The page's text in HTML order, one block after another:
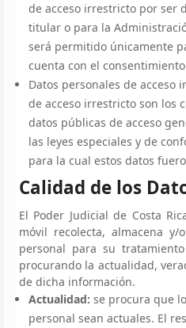
de acceso irrestricto por ser
titular o para la
será permitido únicamente
cuenta con el
Datos personales de acceso
de acceso irrestricto son los
datos públicas de acceso
las leyes especiales y de
para la cual estos datos
Calidad de los
El Poder Judicial de Costa
móvil recolecta, almacena
personal para su
procurando la actualidad,
de dicha información.
Actualidad: se procura que
personal sean actuales. El